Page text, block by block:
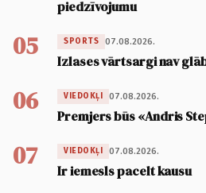
piedzīvojumu
05 SPORTS 07.08.2026.
Izlases vārtsargi nav
06 VIEDOKĻI 07.08.2026.
Premjers būs «Andris
07 VIEDOKĻI 07.08.2026.
Ir iemesls pacelt kausu